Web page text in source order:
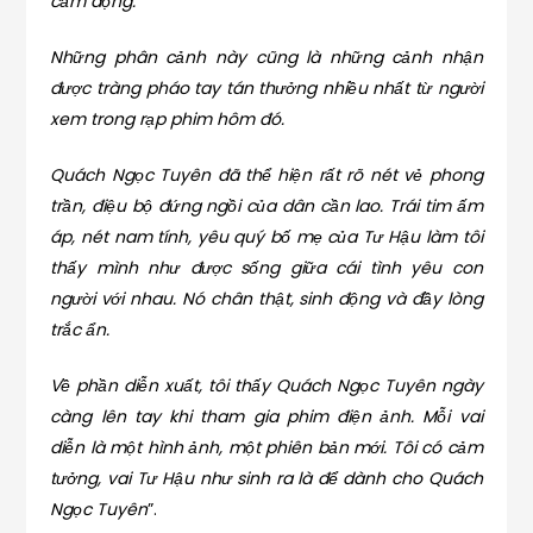
Những phân cảnh này cũng là những cảnh nhận
được tràng pháo tay tán thưởng nhiều nhất từ người
xem trong rạp phim hôm đó.
Quách Ngọc Tuyên đã thể hiện rất rõ nét vẻ phong
trần, điệu bộ đứng ngồi của dân cần lao. Trái tim ấm
áp, nét nam tính, yêu quý bố mẹ của Tư Hậu làm tôi
thấy mình như được sống giữa cái tình yêu con
người với nhau. Nó chân thật, sinh động và đầy lòng
trắc ẩn.
Về phần diễn xuất, tôi thấy Quách Ngọc Tuyên ngày
càng lên tay khi tham gia phim điện ảnh. Mỗi vai
diễn là một hình ảnh, một phiên bản mới. Tôi có cảm
tưởng, vai Tư Hậu như sinh ra là để dành cho Quách
Ngọc Tuyên”.